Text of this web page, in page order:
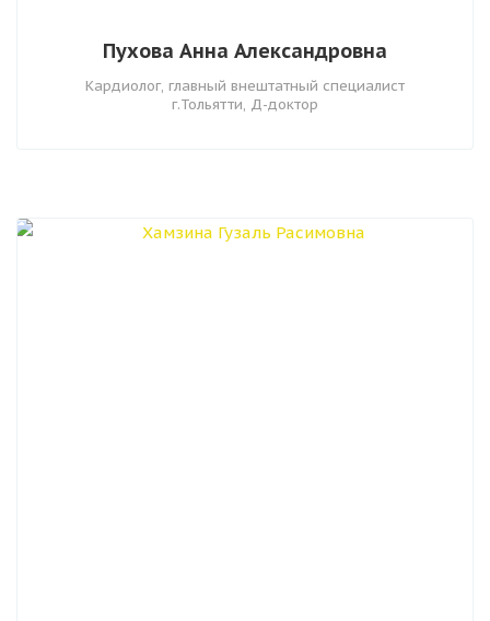
Пухова Анна Александровна
Кардиолог, главный внештатный специалист
г.Тольятти, Д-доктор